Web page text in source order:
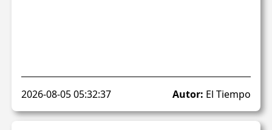
2026-08-05 05:32:37 Autor: El Tiempo